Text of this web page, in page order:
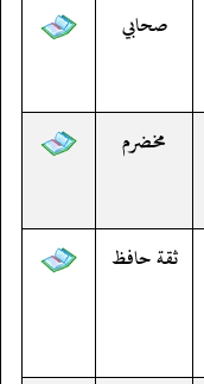
صحابي
مخضرم
ثقة حافظ